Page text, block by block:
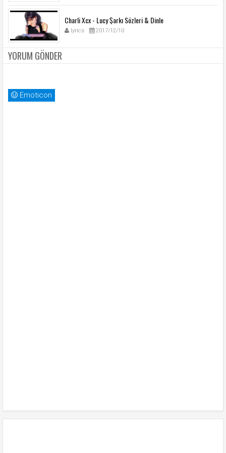
Charli Xcx - Lucy Şarkı Sözleri & Dinle
lyrics 2017/12/10
YORUM GÖNDER
Emoticon